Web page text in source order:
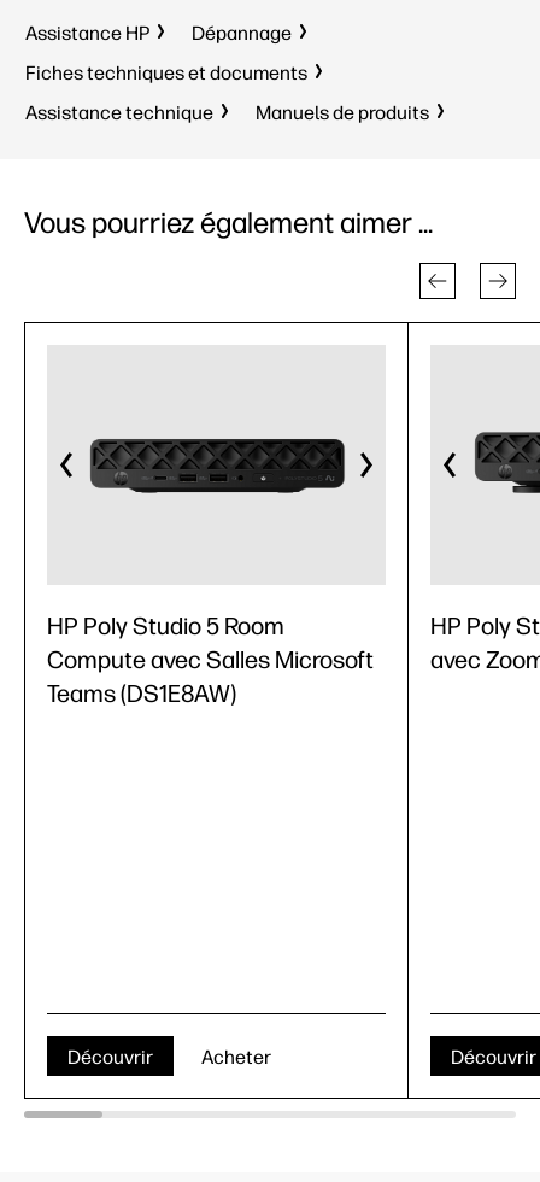
Assistance HP
Dépannage
Fiches techniques et documents
Assistance technique
Manuels de produits
Vous pourriez également aimer ...
HP Poly Studio 5 Room
Compute avec Salles Microsoft
Teams (DS1E8AW)
Découvrir Acheter
HP Poly
avec
Découvrir